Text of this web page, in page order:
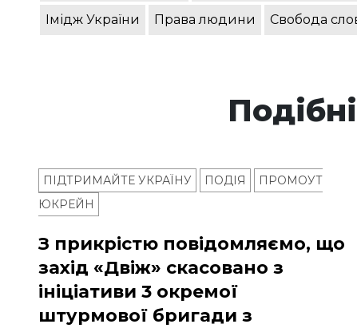
Імідж України Права людини Свобода
ПІДТРИМАЙТЕ УКРАЇНУ ПОДІЯ
ПРОМОУТ
ЮКРЕЙН
З прикрістю повідомляємо, що
захід «Двіж» скасовано з
ініціативи 3 окремої
штурмової бригади з